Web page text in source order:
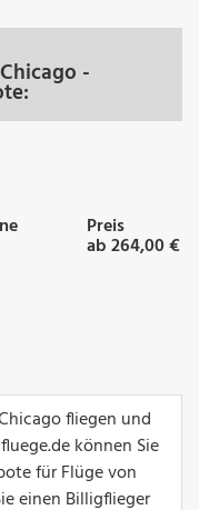
-
Preis
ab 264,00 €
fliegen und
können Sie
für Flüge von
einen Billigflieger